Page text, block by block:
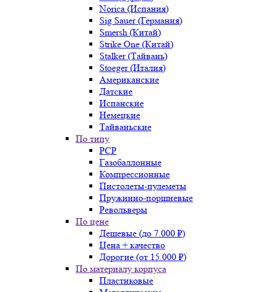
Norica (Испания)
Sig Sauer (Германия)
Smersh (Китай)
Strike One (Китай)
Stalker (Тайвань)
Stoeger (Италия)
Американские
Датские
Испанские
Немецкие
Тайваньские
По типу
PCP
Газобаллонные
Компрессионные
Пистолеты-пулеметы
Пружинно-поршневые
Револьверы
По цене
Дешевые (до 7.000 ₽)
Цена + качество
Дорогие (от 15.000 ₽)
По материалу корпуса
Пластиковые